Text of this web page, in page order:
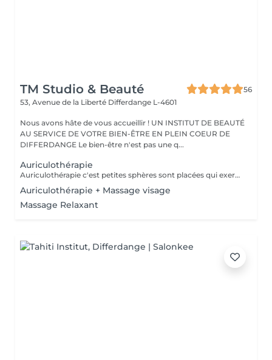
TM Studio & Beauté
56
53, Avenue de la Liberté Differdange L-4601
Nous avons hâte de vous accueillir ! UN INSTITUT DE BEAUTÉ
AU SERVICE DE VOTRE BIEN-ÊTRE EN PLEIN COEUR DE
DIFFERDANGE Le bien-être n'est pas une q...
Auriculothérapie
Auriculothérapie c'est petites sphères sont placées qui exercent une pression aux points réflexes de l'oreille. Ils peuvent aider à soulager la douleur, l'anxiété, le stress, inconfort, syndrome prémenstruel, entre autres
Auriculothérapie + Massage visage
Massage Relaxant